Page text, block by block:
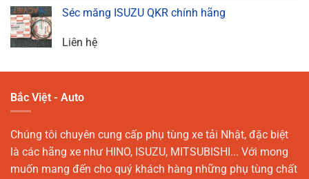
Séc măng ISUZU QKR chính hãng
Liên hệ
Bắc Việt - Auto
Chúng tôi chuyên cung cấp phụ tùng xe tải Nhật, đặc biệt
là các hãng xe như HINO, ISUZU, MITSUBISHI... Với mong
muốn mang đến cho quý khách hàng những phụ tùng chất